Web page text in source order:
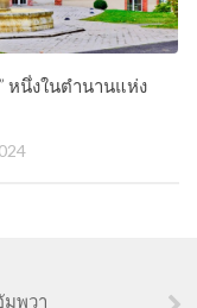
หนึ่งในตำนานแห่ง
มพวา